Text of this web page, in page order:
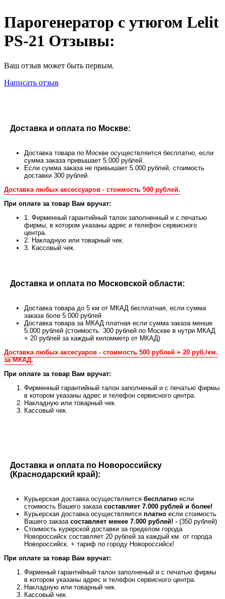
Парогенератор с утюгом Lelit
PS-21 Отзывы:
Ваш отзыв может быть первым.
Написать отзыв
Доставка и оплата по Москве:
Доставка товара по Москве осуществляится бесплатно, если
сумма заказа привышает 5.000 рублей.
Если сумма заказа не привышает 5.000 рублей, стоимость
доставки 300 рублей.
Доставка любых аксессуаров - стоимость 500 рублей.
При оплате за товар Вам вручат:
1. Фирменный гарантийный талон заполненный и с печатью
фирмы, в котором указаны адрес и телефон сервисного
центра.
2. Накладную или товарный чек.
3. Кассовый чек.
Доставка и оплата по Московской области:
Доставка товара до 5 км от МКАД бесплатная, если сумма
заказа боле 5.000 рублей
Доставка товара за МКАД платная если сумма заказа менше
5.000 рублей (стоимость: 300 рублей по Москве в нутри МКАД
+ 20 рублей за каждый киломметр от МКАД)
Доставка любых аксесуаров - стоимость 500 рублей + 20 руб./км.
за МКАД.
При оплате за товар Вам вручат:
Фирменный гарантийный талон заполненый и с печатью фирмы
в котором указаны адрес и телефон сервисного центра.
Накладную или товарный чек.
Кассовый чек.
Доставка и оплата по Новороссийску
(Краснодарский край):
Курьерская доставка осуществляится бесплатно если
стоимость Вашего заказа составляет 7.000 рублей и более!
Курьерская доставка осуществляится платно если стоимость
Вашего заказа составляет менее 7.000 рублей! - (350 рублей)
Стоимость курерской доставки за пределом города
Новороссийск составляет 20 рублей за каждый км. от города
Новороссийск. + тариф по городу Новороссийск!
При оплате за товар Вам вручат:
Фирменый гарантийный талон заполненый и с печатью фирмы
в котором указаны адрес и телефон сервисного центра.
Накладную или товарный чек.
Кассовый чек.